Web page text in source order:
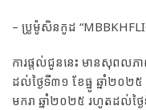
– ប្រូម៉ូសិនកូដ
ការផ្ដល់ជូននេះ មានសុពលភា
ដល់ថ្ងៃទី៣១ ខែធ្នូ ឆ្នាំ២០២៥
មករា ឆ្នាំ២០២៥​ រហូតដល់ថ្ង